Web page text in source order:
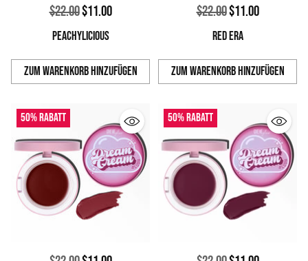
Normaler
Preis
$22.00$11.00
PEACHYLICIOUS
Zum Warenkorb hinzufügen
Anzahl
Normaler
Preis
$22.00$11.00
RED ERA
Zum Warenkorb hinzufügen
Anzahl
50% Rabatt 50% Rabatt